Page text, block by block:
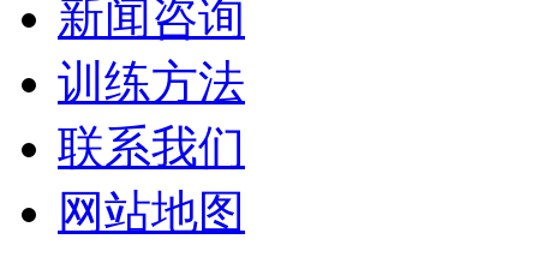
新闻咨询
训练方法
联系我们
网站地图